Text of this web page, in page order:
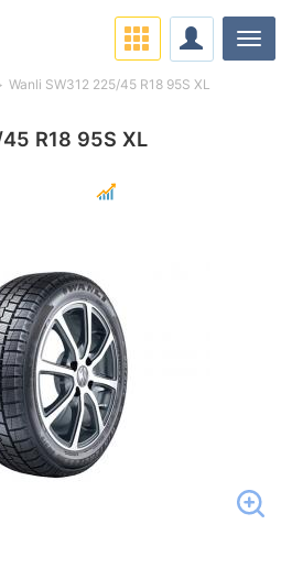
R18 95S XL
Wanli SW312 225/45 R18 95S XL